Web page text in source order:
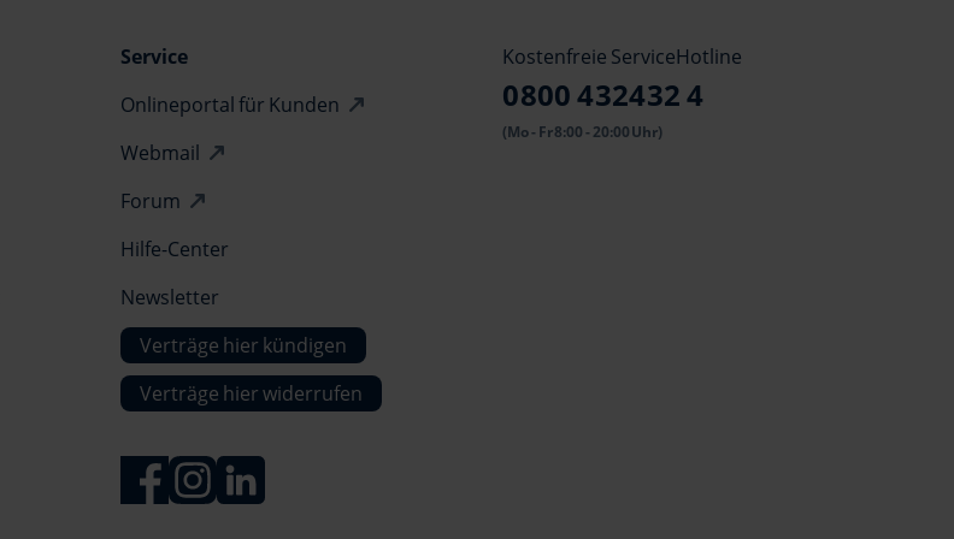
Service
Onlineportal für Kunden
Webmail
Forum
Hilfe-Center
Newsletter
Verträge hier kündigen
Verträge hier widerrufen
Kostenfreie ServiceHotline
0800 432432 4
(Mo - Fr 8:00 - 20:00 Uhr)